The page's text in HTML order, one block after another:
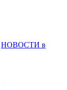
НОВОСТИ в